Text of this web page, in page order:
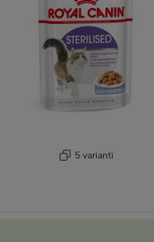
5 varianti